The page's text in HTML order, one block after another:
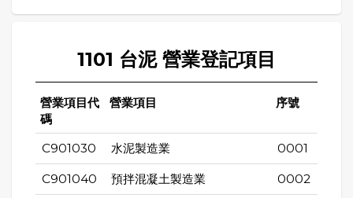
1101 台泥 營業登記項目
營業項目代
碼
營業項目 序號
C901030 水泥製造業 0001
C901040 預拌混凝土製造業 0002